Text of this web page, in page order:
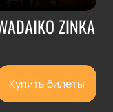
ZINKA
Купить билеты